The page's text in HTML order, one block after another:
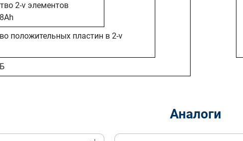
2-v элементов
положительных пластин в 2-v
Аналоги